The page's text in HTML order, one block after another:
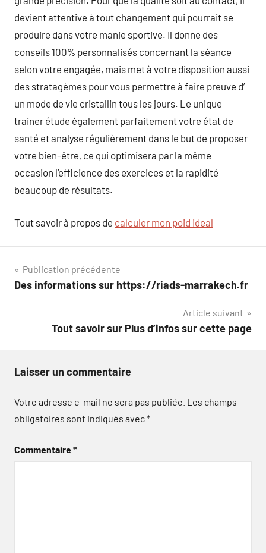
devient attentive à tout changement qui pourrait se
produire dans votre manie sportive. Il donne des
conseils 100% personnalisés concernant la séance
selon votre engagée, mais met à votre disposition aussi
des stratagèmes pour vous permettre à faire preuve d’
un mode de vie cristallin tous les jours. Le unique
trainer étude également parfaitement votre état de
santé et analyse régulièrement dans le but de proposer
votre bien-être, ce qui optimisera par la même
occasion l’efficience des exercices et la rapidité
beaucoup de résultats.
Tout savoir à propos de calculer mon poid ideal
Navigation
de
Publication précédente
Des informations sur https://riads-marrakech.fr
Article suivant
Tout savoir sur Plus d’infos sur cette page
Laisser un commentaire
Votre adresse e-mail ne sera pas publiée. Les champs
obligatoires sont indiqués avec*
Commentaire*